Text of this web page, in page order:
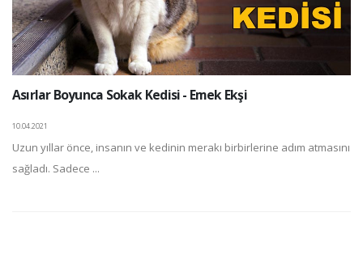
Asırlar Boyunca Sokak Kedisi - Emek Ekşi
10.04.2021
Uzun yıllar önce, insanın ve kedinin merakı birbirlerine adım atmasını
sağladı. Sadece ...